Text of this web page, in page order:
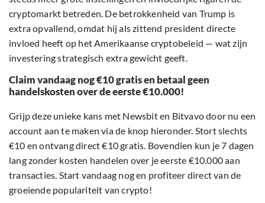
cryptomarkt betreden. De betrokkenheid van Trump is
extra opvallend, omdat hij als zittend president directe
invloed heeft op het Amerikaanse cryptobeleid — wat zijn
investering strategisch extra gewicht geeft.
Claim vandaag nog €10 gratis en betaal geen
handelskosten over de eerste €10.000!
Grijp deze unieke kans met Newsbit en Bitvavo door nu een
account aan te maken via de knop hieronder. Stort slechts
€10 en ontvang direct €10 gratis. Bovendien kun je 7 dagen
lang zonder kosten handelen over je eerste €10.000 aan
transacties. Start vandaag nog en profiteer direct van de
groeiende populariteit van crypto!